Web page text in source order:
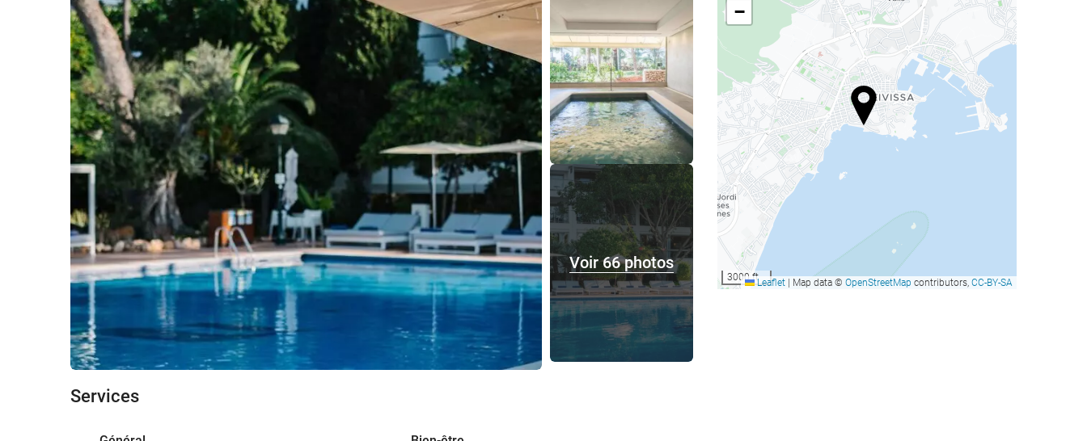
Voir 66 photos
Services
−
3000 ftLeaflet | Map data © OpenStreetMap contributors, CC-BY-SA